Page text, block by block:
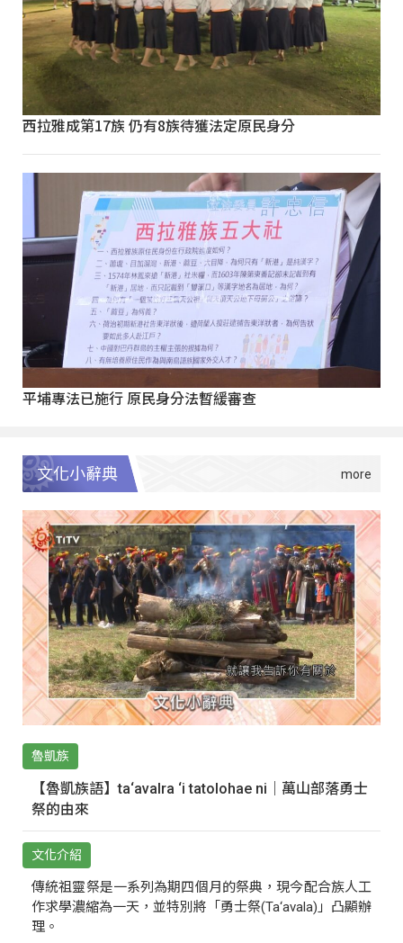
西拉雅成第17族 仍有8族待獲法定原民身分
平埔專法已施行 原民身分法暫緩審查
文化小辭典
魯凱族
【魯凱族語】ta‘avalra ‘i tatolohae ni｜萬山部落勇士
祭的由來
文化介紹
傳統祖靈祭是一系列為期四個月的祭典，現今配合族人工
作求學濃縮為一天，並特別將「勇士祭(Ta‘avala)」凸顯辦
理。